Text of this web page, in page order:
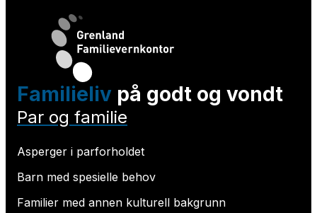
Familieliv på godt og vondt
Par og familie
Asperger i parforholdet
Barn med spesielle behov
Familier med annen kulturell bakgrunn